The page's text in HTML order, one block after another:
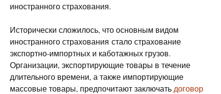
иностранного страхования.
Исторически сложилось, что основным видом
иностранного страхования стало страхование
экспортно-импортных и каботажных грузов.
Организации, экспортирующие товары в течение
длительного времени, а также импортирующие
массовые товары, предпочитают заключать договор